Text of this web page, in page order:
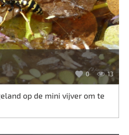
0 13
op de mini vijver om te